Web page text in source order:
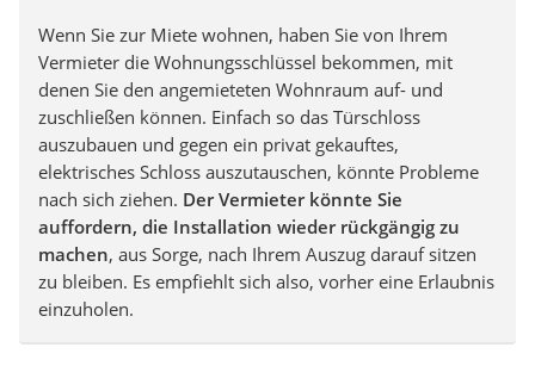
Wenn Sie zur Miete wohnen, haben Sie von Ihrem
Vermieter die Wohnungsschlüssel bekommen, mit
denen Sie den angemieteten Wohnraum auf- und
zuschließen können. Einfach so das Türschloss
auszubauen und gegen ein privat gekauftes,
elektrisches Schloss auszutauschen, könnte Probleme
nach sich ziehen. Der Vermieter könnte Sie
auffordern, die Installation wieder rückgängig zu
machen, aus Sorge, nach Ihrem Auszug darauf sitzen
zu bleiben. Es empfiehlt sich also, vorher eine Erlaubnis
einzuholen.